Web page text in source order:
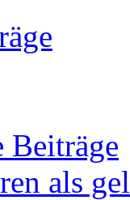
Beiträge
als